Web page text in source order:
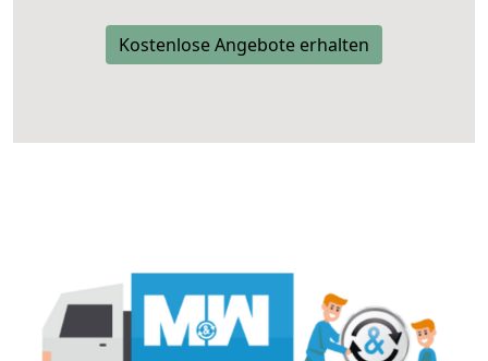
Kostenlose Angebote erhalten